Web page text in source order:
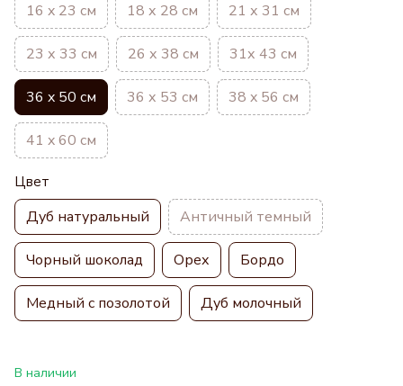
16 x 23 см 18 х 28 см 21 х 31 см
23 х 33 см 26 х 38 см 31х 43 см
36 x 50 см 36 х 53 см 38 x 56 см
41 x 60 см
Цвет
Дуб натуральный Античный темный
Чорный шоколад Орех Бордо
Медный с позолотой Дуб молочный
В наличии